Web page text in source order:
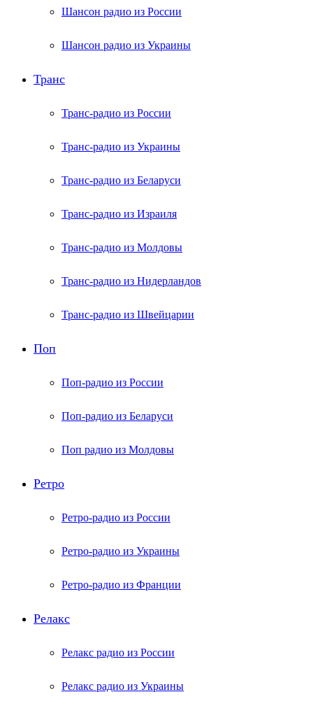
Шансон радио из России
Шансон радио из Украины
Транс
Транс-радио из России
Транс-радио из Украины
Транс-радио из Беларуси
Транс-радио из Израиля
Транс-радио из Молдовы
Транс-радио из Нидерландов
Транс-радио из Швейцарии
Поп
Поп-радио из России
Поп-радио из Беларуси
Поп радио из Молдовы
Ретро
Ретро-радио из России
Ретро-радио из Украины
Ретро-радио из Франции
Релакс
Релакс радио из России
Релакс радио из Украины